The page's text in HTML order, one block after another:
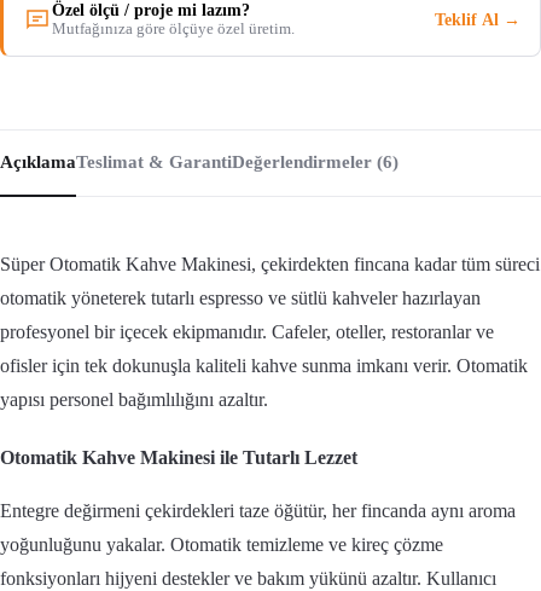
Özel ölçü / proje mi lazım?
Mutfağınıza göre ölçüye özel üretim.
Teklif Al →
AçıklamaTeslimat & GarantiDeğerlendirmeler (6)
Süper Otomatik Kahve Makinesi, çekirdekten fincana kadar tüm süreci
otomatik yöneterek tutarlı espresso ve sütlü kahveler hazırlayan
profesyonel bir içecek ekipmanıdır. Cafeler, oteller, restoranlar ve
ofisler için tek dokunuşla kaliteli kahve sunma imkanı verir. Otomatik
yapısı personel bağımlılığını azaltır.
Otomatik Kahve Makinesi ile Tutarlı Lezzet
Entegre değirmeni çekirdekleri taze öğütür, her fincanda aynı aroma
yoğunluğunu yakalar. Otomatik temizleme ve kireç çözme
fonksiyonları hijyeni destekler ve bakım yükünü azaltır. Kullanıcı